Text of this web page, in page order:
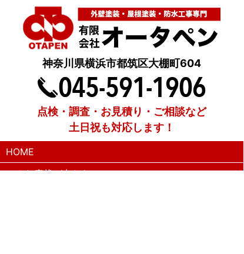
神奈川県横浜市都筑区大棚町604
点検・調査・お見積り・ご相談など
土日祝も対応します！
HOME
こんな症状が出たら